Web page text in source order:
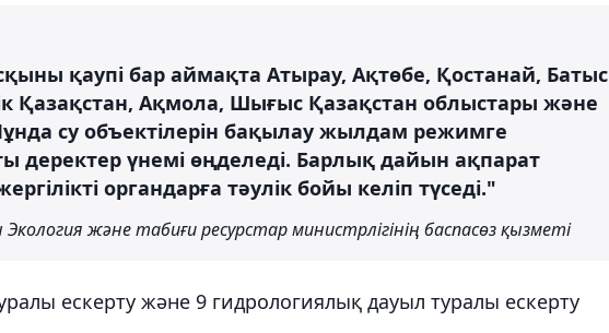
қаупі бар аймақта Атырау, Ақтөбе, Қостанай, Батыс
Қазақстан, Ақмола, Шығыс Қазақстан облыстары және
су объектілерін бақылау жылдам режимге
деректер үнемі өңделеді. Барлық дайын ақпарат
органдарға тәулік бойы келіп түседі."
және табиғи ресурстар министрлігінің баспасөз қызметі
ескерту және 9 гидрологиялық дауыл туралы ескерту